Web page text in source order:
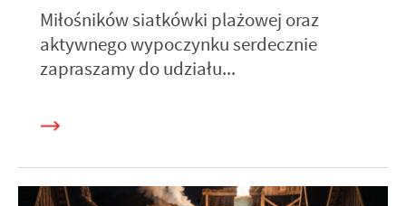
Miłośników siatkówki plażowej oraz
aktywnego wypoczynku serdecznie
zapraszamy do udziału...